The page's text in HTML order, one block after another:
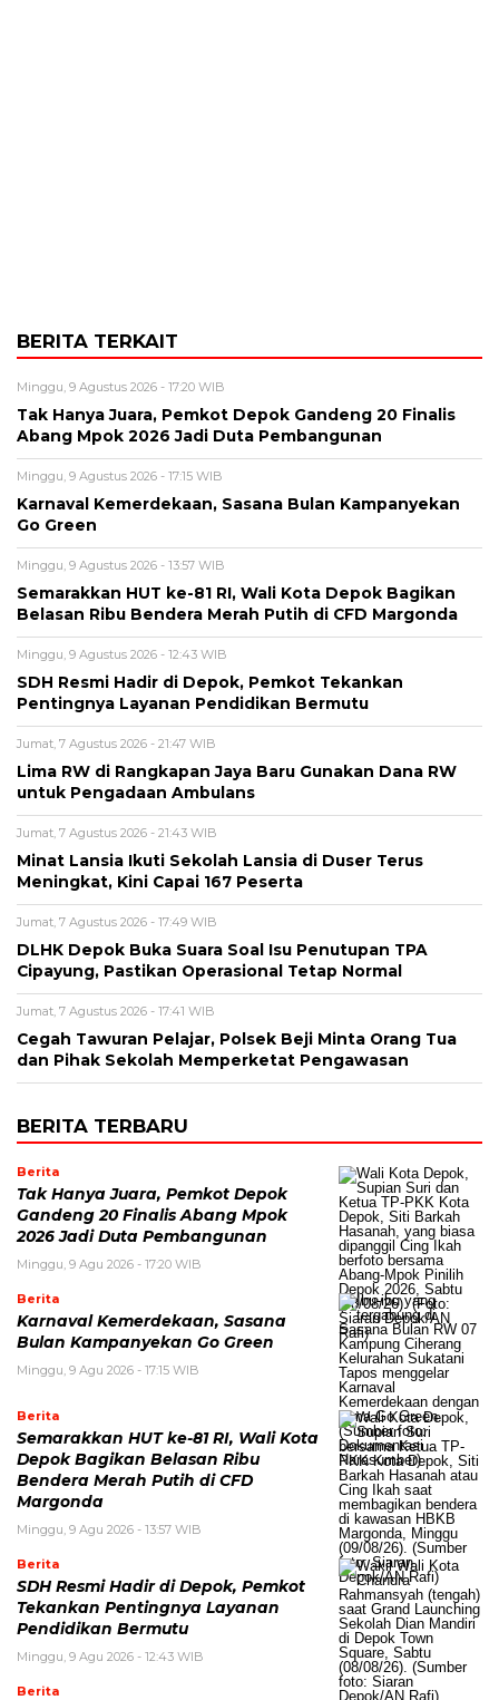
BERITA TERKAIT
Minggu, 9 Agustus 2026 - 17:20 WIB
Tak Hanya Juara, Pemkot Depok Gandeng 20 Finalis
Abang Mpok 2026 Jadi Duta Pembangunan
Minggu, 9 Agustus 2026 - 17:15 WIB
Karnaval Kemerdekaan, Sasana Bulan Kampanyekan
Go Green
Minggu, 9 Agustus 2026 - 13:57 WIB
Semarakkan HUT ke-81 RI, Wali Kota Depok Bagikan
Belasan Ribu Bendera Merah Putih di CFD Margonda
Minggu, 9 Agustus 2026 - 12:43 WIB
SDH Resmi Hadir di Depok, Pemkot Tekankan
Pentingnya Layanan Pendidikan Bermutu
Jumat, 7 Agustus 2026 - 21:47 WIB
Lima RW di Rangkapan Jaya Baru Gunakan Dana RW
untuk Pengadaan Ambulans
Jumat, 7 Agustus 2026 - 21:43 WIB
Minat Lansia Ikuti Sekolah Lansia di Duser Terus
Meningkat, Kini Capai 167 Peserta
Jumat, 7 Agustus 2026 - 17:49 WIB
DLHK Depok Buka Suara Soal Isu Penutupan TPA
Cipayung, Pastikan Operasional Tetap Normal
Jumat, 7 Agustus 2026 - 17:41 WIB
Cegah Tawuran Pelajar, Polsek Beji Minta Orang Tua
dan Pihak Sekolah Memperketat Pengawasan
BERITA TERBARU
Berita
Tak Hanya Juara, Pemkot Depok
Gandeng 20 Finalis Abang Mpok
2026 Jadi Duta Pembangunan
Minggu, 9 Agu 2026 - 17:20 WIB
Berita
Karnaval Kemerdekaan, Sasana
Bulan Kampanyekan Go Green
Minggu, 9 Agu 2026 - 17:15 WIB
Berita
Semarakkan HUT ke-81 RI, Wali Kota
Depok Bagikan Belasan Ribu
Bendera Merah Putih di CFD
Margonda
Minggu, 9 Agu 2026 - 13:57 WIB
Berita
SDH Resmi Hadir di Depok, Pemkot
Tekankan Pentingnya Layanan
Pendidikan Bermutu
Minggu, 9 Agu 2026 - 12:43 WIB
Berita